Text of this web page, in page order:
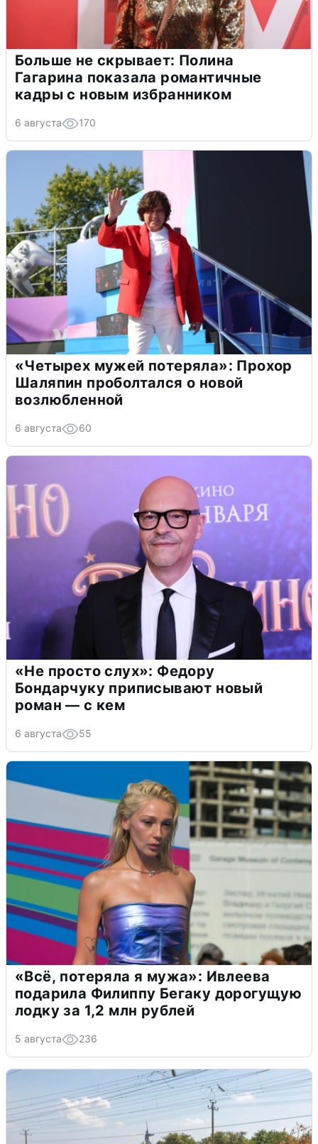
Больше не скрывает: Полина
Гагарина показала романтичные
кадры с новым избранником
6 августа 170
«Четырех мужей потеряла»: Прохор
Шаляпин проболтался о новой
возлюбленной
6 августа 60
«Не просто слух»: Федору
Бондарчуку приписывают новый
роман — с кем
6 августа 55
«Всё, потеряла я мужа»: Ивлеева
подарила Филиппу Бегаку дорогущую
лодку за 1,2 млн рублей
5 августа 236